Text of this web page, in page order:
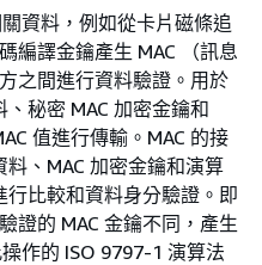
資料，例如從卡片磁條追
編譯金鑰產生 MAC （訊息
之間進行資料驗證。用於
秘密 MAC 加密金鑰和
值進行傳輸。MAC 的接
、MAC 加密金鑰和演算
行比較和資料身分驗證。即
證的 MAC 金鑰不同，產生
作的 ISO 9797-1 演算法